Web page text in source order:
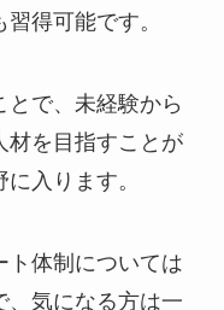
得可能です。
とで、未経験から
材を目指すことが
入ります。
ト体制については
、気になる方は一